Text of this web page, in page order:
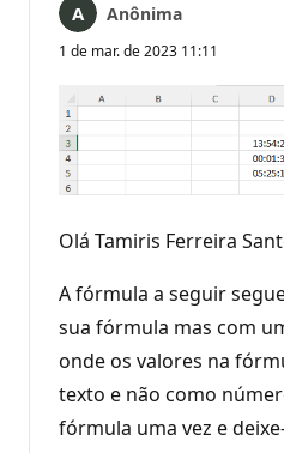
Anônima
1 de mar. de 2023 11:11
Olá Tamiris Ferreira
A fórmula a seguir
sua fórmula mas com
onde os valores na
texto e não como
fórmula uma vez e